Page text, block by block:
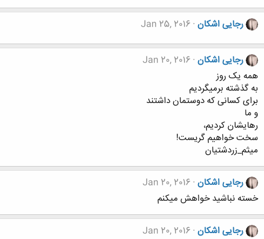
رجایی اشکان Jan 25, 2016
رجایی اشکان Jan 20, 2016
همه یک روز
به گذشته برمیگردیم
برای کسانی که دوستمان داشتند
و ما
رهایشان کردیم،
سخت خواهیم گریست!
میثم_زردشتیان
رجایی اشکان Jan 20, 2016
خسته نباشید خواهش میکنم
رجایی اشکان Jan 20, 2016